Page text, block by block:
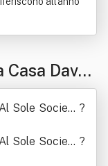
Davan
Social
Sole Società ?
Sole Società ?